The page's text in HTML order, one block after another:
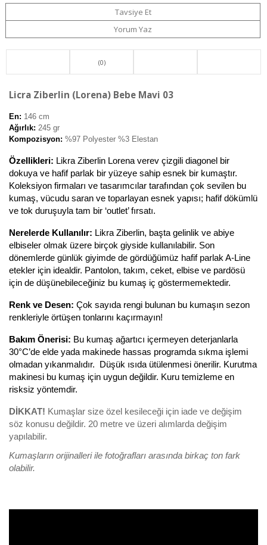
Tavsiye Et
Yorum Yaz
(0)
Licra Ziberlin (Lorena) Bebe Mavi 03
En: 146 cm
Ağırlık: 245 gr
Kompozisyon: %97 Polyester %3 Elestan
Özellikleri: Likra Ziberlin Lorena verev çizgili diagonel bir
dokuya ve hafif parlak bir yüzeye sahip esnek bir kumaştır.
Koleksiyon firmaları ve tasarımcılar tarafından çok sevilen bu
kumaş, vücudu saran ve toparlayan esnek yapısı; hafif dökümlü
ve tok duruşuyla tam bir ‘outlet’ fırsatı.
Nerelerde Kullanılır: Likra Ziberlin, başta gelinlik ve abiye
elbiseler olmak üzere birçok giyside kullanılabilir. Son
dönemlerde günlük giyimde de gördüğümüz hafif parlak A-Line
etekler için idealdir. Pantolon, takım, ceket, elbise ve pardösü
için de düşünebileceğiniz bu kumaş iç göstermemektedir.
Renk ve Desen: Çok sayıda rengi bulunan bu kumaşın sezon
renkleriyle örtüşen tonlarını kaçırmayın!
Bakım Önerisi: Bu kumaş ağartıcı içermeyen deterjanlarla
30°C’de elde yada makinede hassas programda sıkma işlemi
olmadan yıkanmalıdır.  Düşük ısıda ütülenmesi önerilir. Kurutma
makinesi bu kumaş için uygun değildir. Kuru temizleme en
risksiz yöntemdir.
DİKKAT! Kumaşlar size özel kesileceği için iade ve değişim
söz konusu değildir. 20 metre ve üzeri alımlarda değişim
yapılabilir.
Kumaşların orijinalleri ile fotoğrafları arasında birkaç ton fark
olabilir.